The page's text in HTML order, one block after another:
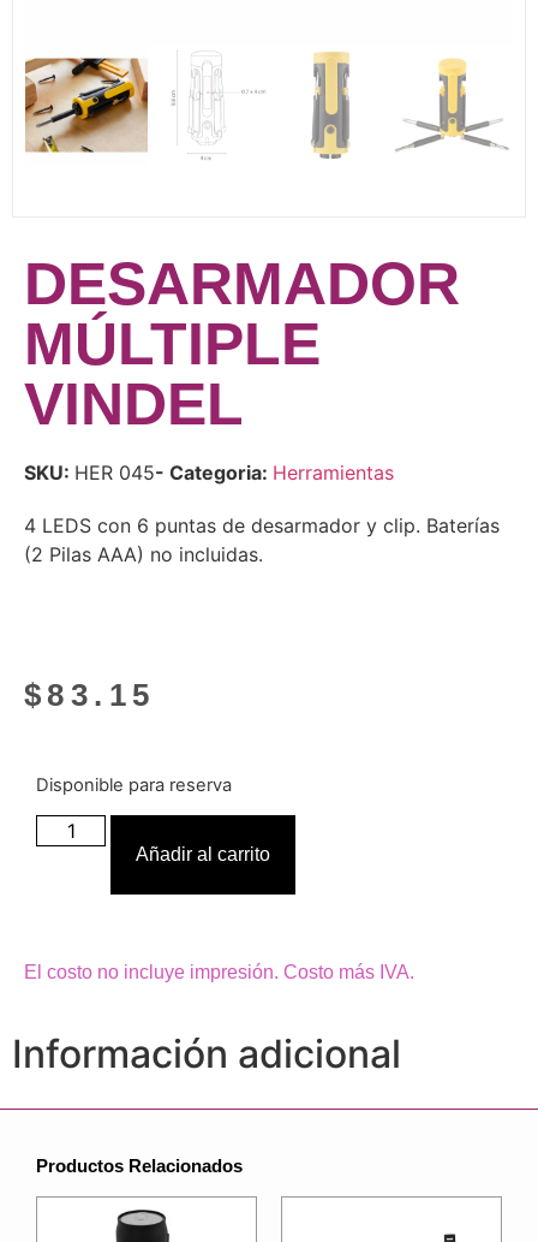
DESARMADOR
MÚLTIPLE
VINDEL
SKU: HER 045- Categoria: Herramientas
4 LEDS con 6 puntas de desarmador y clip. Baterías
(2 Pilas AAA) no incluidas.
$83.15
Disponible para reserva
Añadir al carrito
El costo no incluye impresión. Costo más IVA.
Información adicional
Productos Relacionados